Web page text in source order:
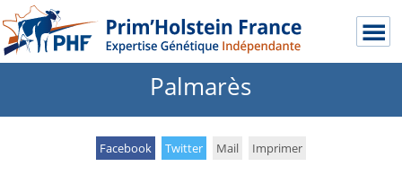
Palmarès
Facebook Twitter Mail Imprimer